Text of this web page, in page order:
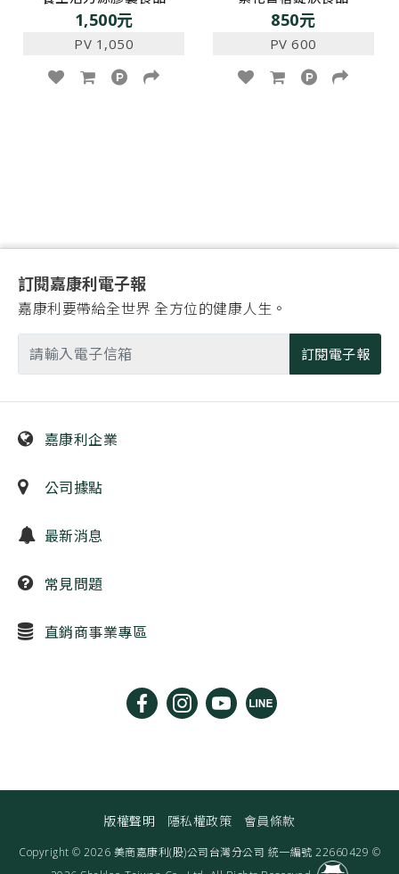
1,500元
PV 1,050
850元
PV 600
訂閱嘉康利電子報
嘉康利要帶給全世界 全方位的健康人生。
訂閱電子報
嘉康利企業
公司據點
最新消息
常見問題
直銷商事業專區
版權聲明 隱私權政策 會員條款
Copyright © 2026 美商嘉康利(股)公司台灣分公司 統一編號 22660429 ©